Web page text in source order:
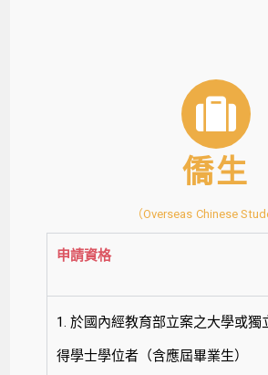
僑生
（Overseas Chinese
申請資格
1. 於國內經教育部立案之大學或獨
得學士學位者（含應屆畢業生）